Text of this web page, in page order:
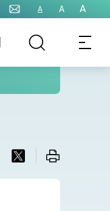
A A A
文件證明
生活資訊